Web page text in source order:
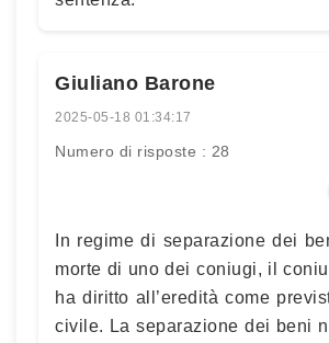
Giuliano Barone
2025-05-18 01:34:17
Numero di risposte : 28
In regime di separazione dei
morte di uno dei coniugi, il
ha diritto all’eredità come
civile. La separazione dei beni